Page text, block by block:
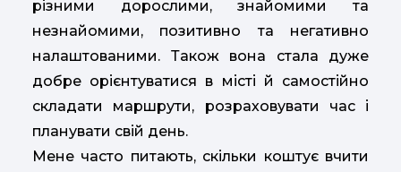
різними дорослими, знайомими та
незнайомими, позитивно та негативно
налаштованими. Також вона стала дуже
добре орієнтуватися в місті й самостійно
складати маршрути, розраховувати час і
планувати свій день.
Мене часто питають, скільки коштує вчити